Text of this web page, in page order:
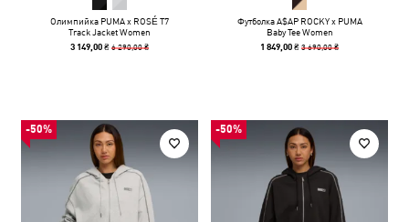
Олимпийка PUMA x ROSÉ T7
Track Jacket Women
3 149,00 ₴6 290,00 ₴
Футболка A$AP ROCKY x PUMA
Baby Tee Women
1 849,00 ₴3 690,00 ₴
-50% -50%